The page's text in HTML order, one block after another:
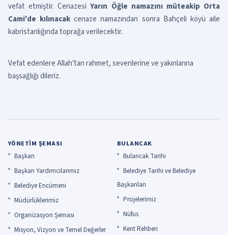
vefat etmiştir. CenazesiYarın Öğle namazını müteakip Orta
Cami'de kılınacak cenaze namazından sonra Bahçeli köyü aile
kabristanlığında toprağa verilecektir.
Vefat edenlere Allah'tan rahmet, sevenlerine ve yakınlarına
başsağlığı dileriz.
YÖNETIM ŞEMASI
Başkan
Başkan Yardımcılarımız
Belediye Encümeni
Müdürlüklerimiz
Organizasyon Şeması
Misyon, Vizyon ve Temel Değerler
BULANCAK
Bulancak Tarihi
Belediye Tarihi ve Belediye
Başkanları
Projelerimiz
Nüfus
Kent Rehberi